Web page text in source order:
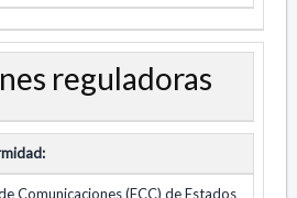
reguladoras
Comunicaciones (FCC) de Estados